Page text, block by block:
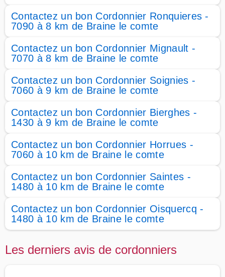
Contactez un bon Cordonnier Ronquieres -
7090 à 8 km de Braine le comte
Contactez un bon Cordonnier Mignault -
7070 à 8 km de Braine le comte
Contactez un bon Cordonnier Soignies -
7060 à 9 km de Braine le comte
Contactez un bon Cordonnier Bierghes -
1430 à 9 km de Braine le comte
Contactez un bon Cordonnier Horrues -
7060 à 10 km de Braine le comte
Contactez un bon Cordonnier Saintes -
1480 à 10 km de Braine le comte
Contactez un bon Cordonnier Oisquercq -
1480 à 10 km de Braine le comte
Les derniers avis de cordonniers